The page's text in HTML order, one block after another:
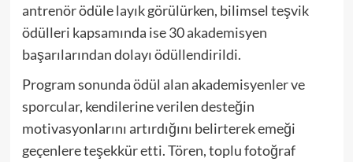
antrenör ödüle layık görülürken, bilimsel teşvik
ödülleri kapsamında ise 30 akademisyen
başarılarından dolayı ödüllendirildi.
Program sonunda ödül alan akademisyenler ve
sporcular, kendilerine verilen desteğin
motivasyonlarını artırdığını belirterek emeği
geçenlere teşekkür etti. Tören, toplu fotoğraf